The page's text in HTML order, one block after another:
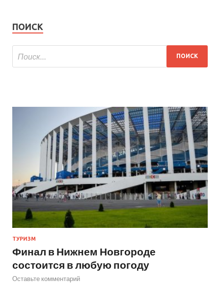
ПОИСК
ТУРИЗМ
Финал в Нижнем Новгороде
состоится в любую погоду
Оставьте комментарий